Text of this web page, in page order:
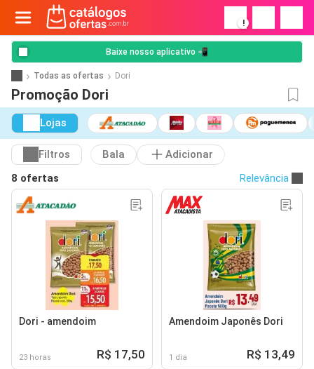
!
Baixe nosso aplicativo 📲
Todas as ofertas Dori
Promoção Dori
Lojas
Filtros Bala
Adicionar
8 ofertas
Relevância
Dori - amendoim
23 horas R$ 17,50
Amendoim Japonês Dori
1 dia R$ 13,49